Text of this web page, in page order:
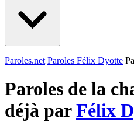
Paroles.net Paroles Félix Dyotte
Paroles de la
déjà parFélix